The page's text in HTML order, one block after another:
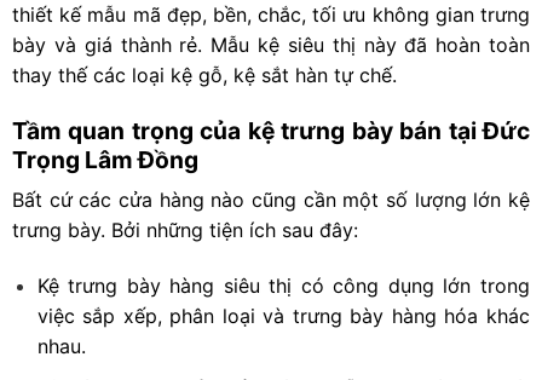
thiết kế mẫu mã đẹp, bền, chắc, tối ưu không gian trưng
bày và giá thành rẻ. Mẫu kệ siêu thị này đã hoàn toàn
thay thế các loại kệ gỗ, kệ sắt hàn tự chế.
Tầm quan trọng của kệ trưng bày bán tại Đức
Trọng Lâm Đồng
Bất cứ các cửa hàng nào cũng cần một số lượng lớn kệ
trưng bày. Bởi những tiện ích sau đây:
Kệ trưng bày hàng siêu thị có công dụng lớn trong
việc sắp xếp, phân loại và trưng bày hàng hóa khác
nhau.